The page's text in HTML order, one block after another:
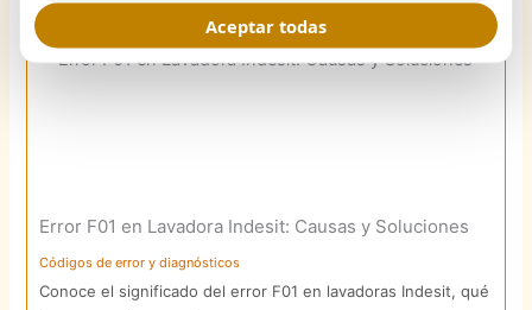
Error F01 en Lavadora Indesit: Causas y Soluciones
Códigos de error y diagnósticos
Conoce el significado del error F01 en lavadoras Indesit, qué
Aceptar todas